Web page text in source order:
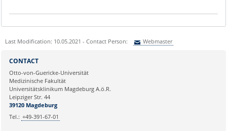
Last Modification: 10.05.2021 - Contact Person: Webmaster
Ihre E-Mailadresse:
Ihr Anliegen:
CONTACT
Otto-von-Guericke-Universität
Medizinische Fakultät
Universitätsklinikum Magdeburg A.ö.R.
Leipziger Str. 44
39120 Magdeburg
Tel.: +49-391-67-01